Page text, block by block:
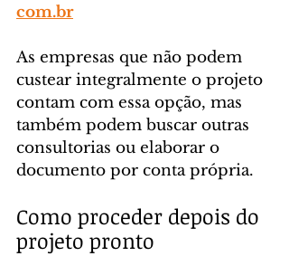
com.br
As empresas que não podem
custear integralmente o projeto
contam com essa opção, mas
também podem buscar outras
consultorias ou elaborar o
documento por conta própria.
Como proceder depois do
projeto pronto